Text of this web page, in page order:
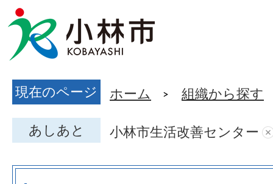
現在のページ ホーム 組織から探す
あしあと 小林市生活改善センター